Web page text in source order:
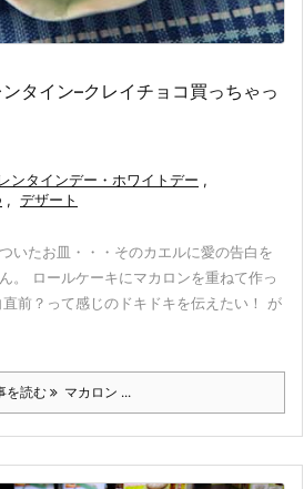
タイン–クレイチョコ買っちゃっ
ンタインデー・ホワイトデー ,
, デザート
いたお皿・・・そのカエルに愛の告白を
。 ロールケーキにマカロンを重ねて作っ
前？って感じのドキドキを伝えたい！ が
を読む マカロン ...